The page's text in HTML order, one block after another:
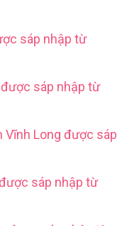
sáp nhập từ
được sáp nhập từ
Vĩnh Long được sáp
sáp nhập từ